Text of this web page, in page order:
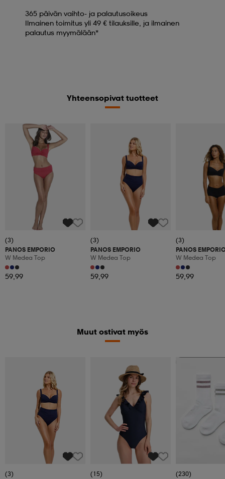
365 päivän vaihto- ja palautusoikeus
Ilmainen toimitus yli 49 € tilauksille, ja ilmainen
palautus myymälään*
Yhteensopivat tuotteet
(3)
PANOS EMPORIO
W Medea Top
59,99
(3)
PANOS EMPORIO
W Medea Top
59,99
(3)
PANOS
W Medea Top
59,99
Muut ostivat myös
(3)
(15)
(230)